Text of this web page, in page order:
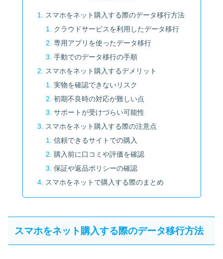
スマホをネット購入する際のデータ移行方法
クラウドサービスを利用したデータ移行
専用アプリを使ったデータ移行
手動でのデータ移行の手順
スマホをネット購入するデメリット
実物を確認できないリスク
初期不良時の対応が難しい点
サポートが受けづらい可能性
スマホをネット購入する際の注意点
信頼できるサイトでの購入
購入前に口コミや評価を確認
保証や返品ポリシーの確認
スマホをネットで購入する際のまとめ
スマホをネット購入する際のデータ移行方法